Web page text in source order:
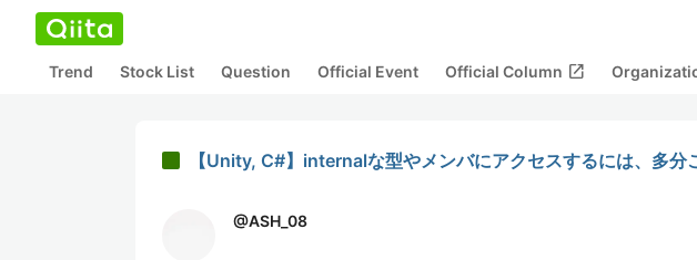
Trend Stock List Question Official Event Official Column open_in_new
【Unity, C#】internalな型やメンバにアクセスするには、多分
@ASH_08